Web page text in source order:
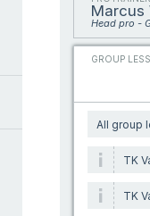
Marcus
Head pro -
GROUP
All group
TK
TK